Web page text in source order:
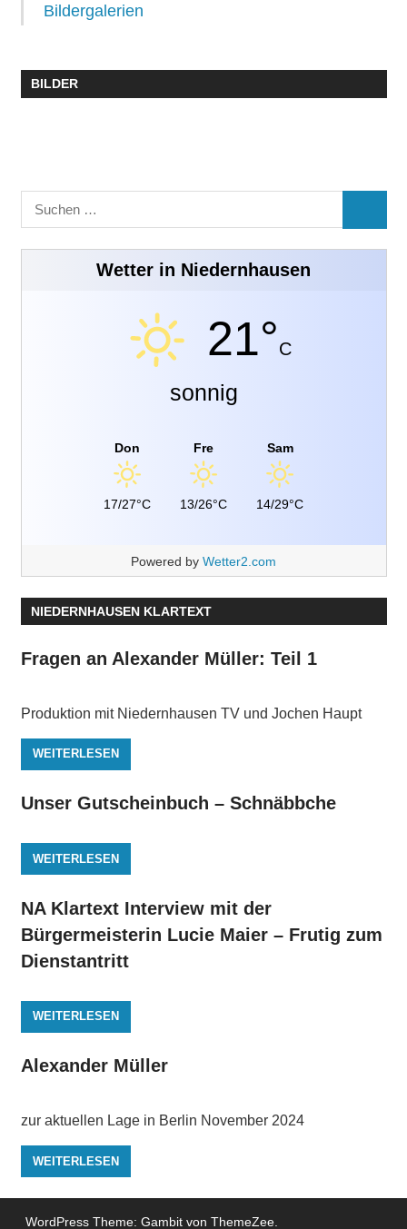
Bildergalerien
BILDER
Suchen
nach:
Wetter in Niedernhausen
21°C
sonnig
Don
17/27°C
Fre
13/26°C
Sam
14/29°C
Powered by Wetter2.com
NIEDERNHAUSEN KLARTEXT
Fragen an Alexander Müller: Teil 1
Produktion mit Niedernhausen TV und Jochen Haupt
WEITERLESEN
Unser Gutscheinbuch – Schnäbbche
WEITERLESEN
NA Klartext Interview mit der
Bürgermeisterin Lucie Maier – Frutig zum
Dienstantritt
WEITERLESEN
Alexander Müller
zur aktuellen Lage in Berlin November 2024
WEITERLESEN
WordPress Theme: Gambit von ThemeZee.